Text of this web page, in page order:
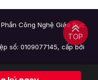
TOP
Công Nghệ Giáo Dục
số: 0109077145, cấp bởi
Bộ Thông tin và Truyền